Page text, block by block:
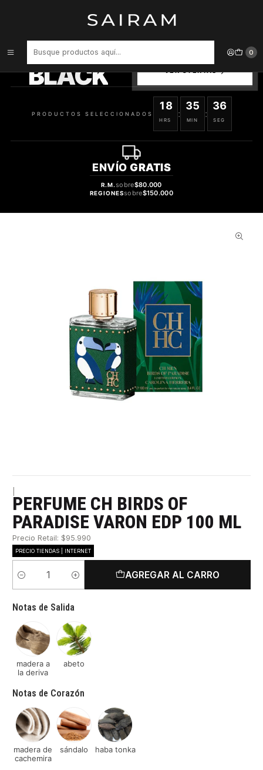
0
PERFUME CH BIRDS OF PARADISE VARON EDP 100 ML
BLACK
SELECCIONADOS
PRODUCTOS SELECCIONADOS
18
HRS
:
35
MIN
:
36
SEG
ENVÍO GRATIS
R.M.sobre$80.000
REGIONESsobre$150.000
PERFUME CH BIRDS OF
PARADISE VARON EDP 100 ML
Precio Retail: $95.990
PRECIO TIENDAS | INTERNET
Cantidad
AGREGAR AL CARRO
Notas de Salida
madera a
la deriva
abeto
Notas de Corazón
madera de
cachemira
sándalo haba tonka